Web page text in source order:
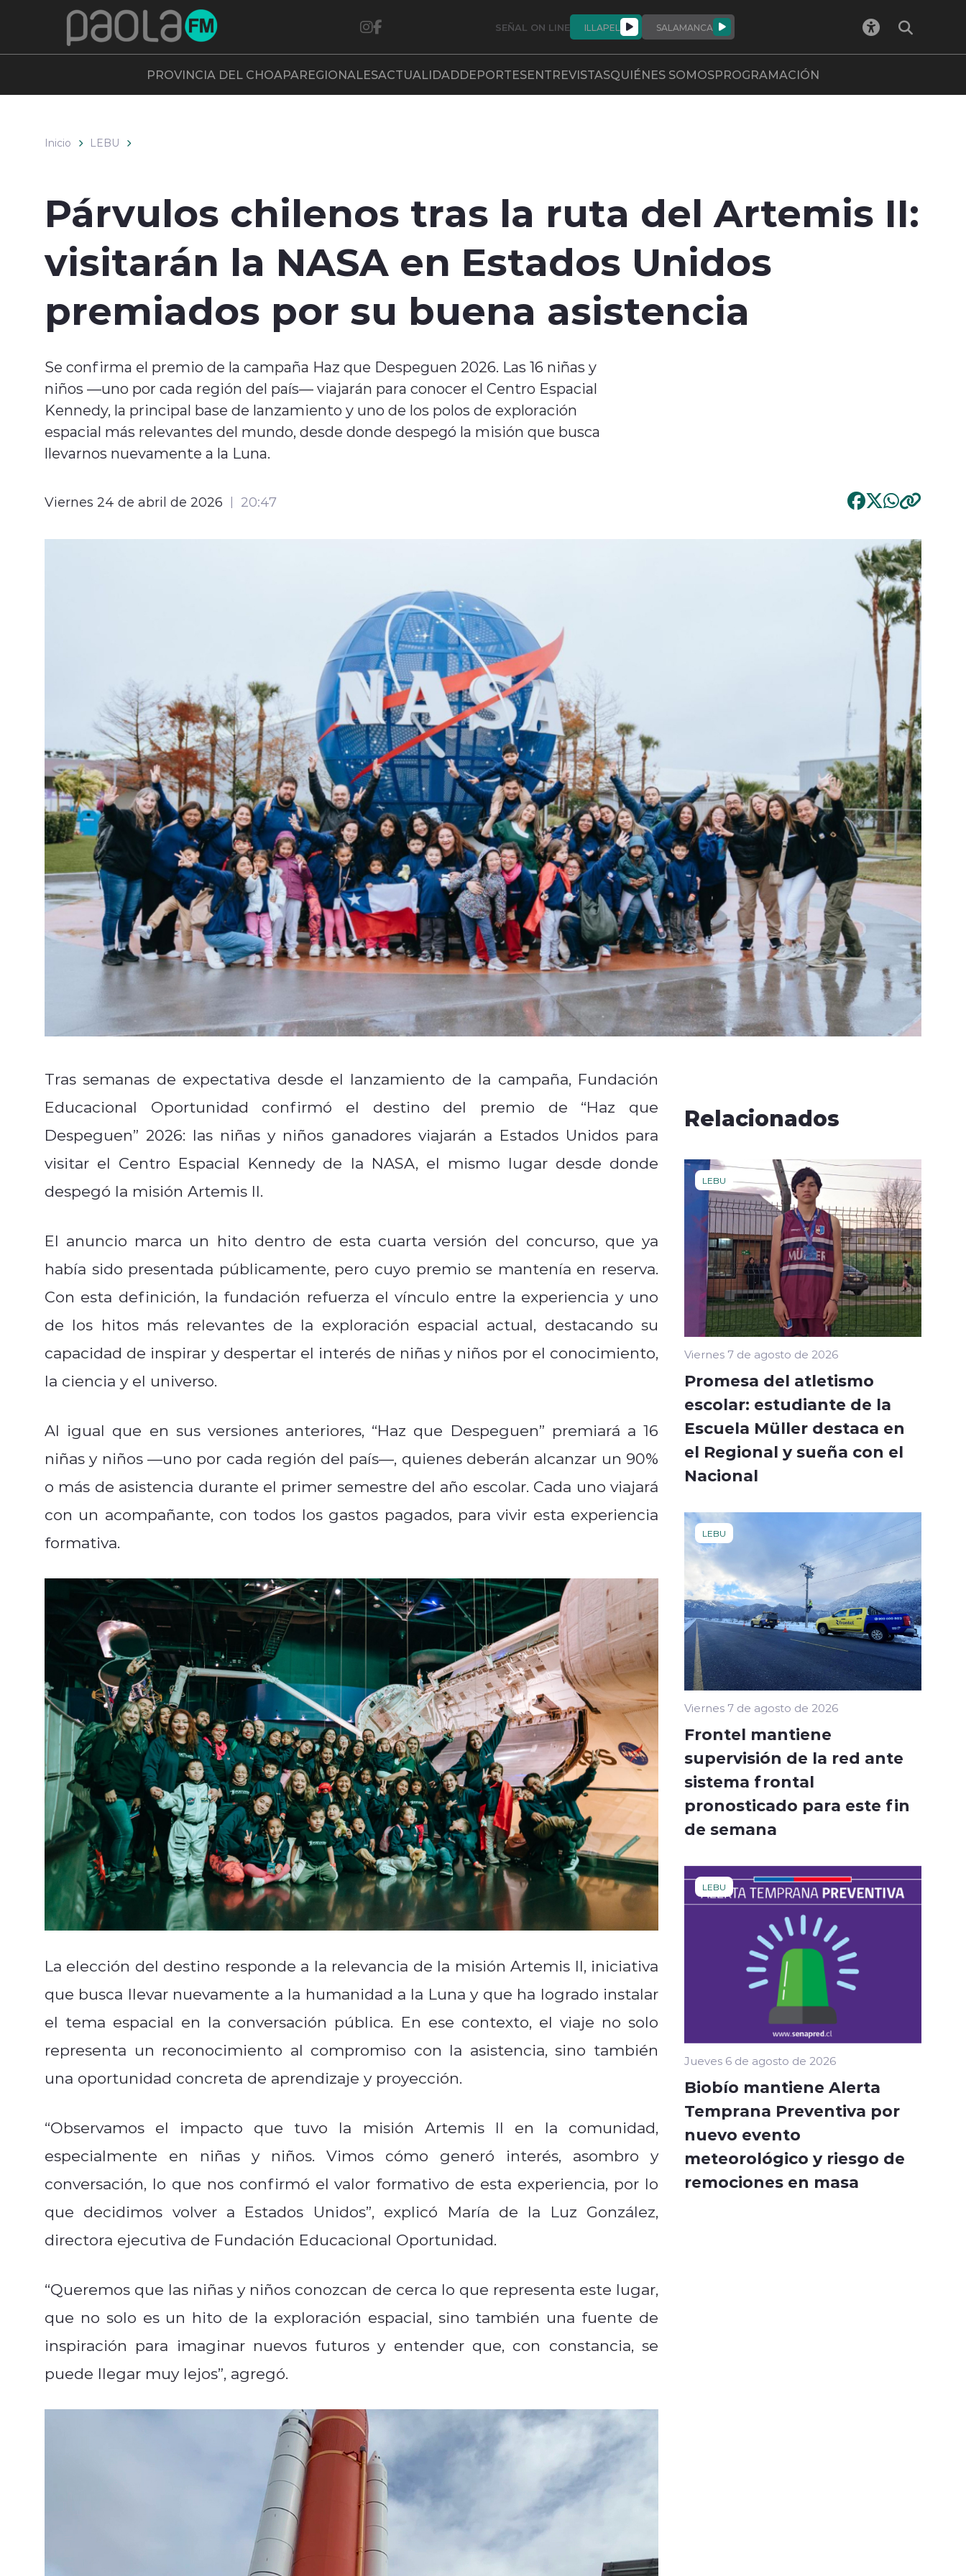
SEÑAL ON LINE ILLAPEL SALAMANCA
PROVINCIA DEL CHOAPAREGIONALESACTUALIDADDEPORTESENTREVISTASQUIÉNES SOMOSPROGRAMACIÓN
Inicio LEBU
Párvulos chilenos tras la ruta del Artemis II:
visitarán la NASA en Estados Unidos
premiados por su buena asistencia
Se confirma el premio de la campaña Haz que Despeguen 2026. Las 16 niñas y
niños —uno por cada región del país— viajarán para conocer el Centro Espacial
Kennedy, la principal base de lanzamiento y uno de los polos de exploración
espacial más relevantes del mundo, desde donde despegó la misión que busca
llevarnos nuevamente a la Luna.
Viernes 24 de abril de 2026 20:47
Tras semanas de expectativa desde el lanzamiento de la campaña, Fundación
Educacional Oportunidad confirmó el destino del premio de “Haz que
Despeguen” 2026: las niñas y niños ganadores viajarán a Estados Unidos para
visitar el Centro Espacial Kennedy de la NASA, el mismo lugar desde donde
despegó la misión Artemis II.
El anuncio marca un hito dentro de esta cuarta versión del concurso, que ya
había sido presentada públicamente, pero cuyo premio se mantenía en reserva.
Con esta definición, la fundación refuerza el vínculo entre la experiencia y uno
de los hitos más relevantes de la exploración espacial actual, destacando su
capacidad de inspirar y despertar el interés de niñas y niños por el conocimiento,
la ciencia y el universo.
Al igual que en sus versiones anteriores, “Haz que Despeguen” premiará a 16
niñas y niños —uno por cada región del país—, quienes deberán alcanzar un 90%
o más de asistencia durante el primer semestre del año escolar. Cada uno viajará
con un acompañante, con todos los gastos pagados, para vivir esta experiencia
formativa.
La elección del destino responde a la relevancia de la misión Artemis II, iniciativa
que busca llevar nuevamente a la humanidad a la Luna y que ha logrado instalar
el tema espacial en la conversación pública. En ese contexto, el viaje no solo
representa un reconocimiento al compromiso con la asistencia, sino también
una oportunidad concreta de aprendizaje y proyección.
“Observamos el impacto que tuvo la misión Artemis II en la comunidad,
especialmente en niñas y niños. Vimos cómo generó interés, asombro y
conversación, lo que nos confirmó el valor formativo de esta experiencia, por lo
que decidimos volver a Estados Unidos”, explicó María de la Luz González,
directora ejecutiva de Fundación Educacional Oportunidad.
“Queremos que las niñas y niños conozcan de cerca lo que representa este lugar,
que no solo es un hito de la exploración espacial, sino también una fuente de
inspiración para imaginar nuevos futuros y entender que, con constancia, se
puede llegar muy lejos”, agregó.
Relacionados
LEBU
Viernes 7 de agosto de 2026
Promesa del atletismo
escolar: estudiante de la
Escuela Müller destaca en
el Regional y sueña con el
Nacional
LEBU
Viernes 7 de agosto de 2026
Frontel mantiene
supervisión de la red ante
sistema frontal
pronosticado para este fin
de semana
LEBU
Jueves 6 de agosto de 2026
Biobío mantiene Alerta
Temprana Preventiva por
nuevo evento
meteorológico y riesgo de
remociones en masa